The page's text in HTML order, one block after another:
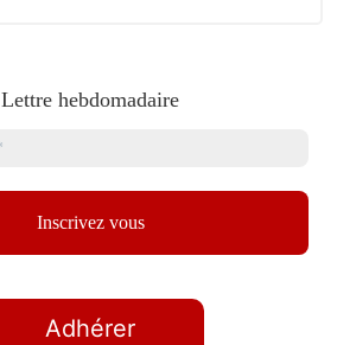
Lettre hebdomadaire
Adhérer